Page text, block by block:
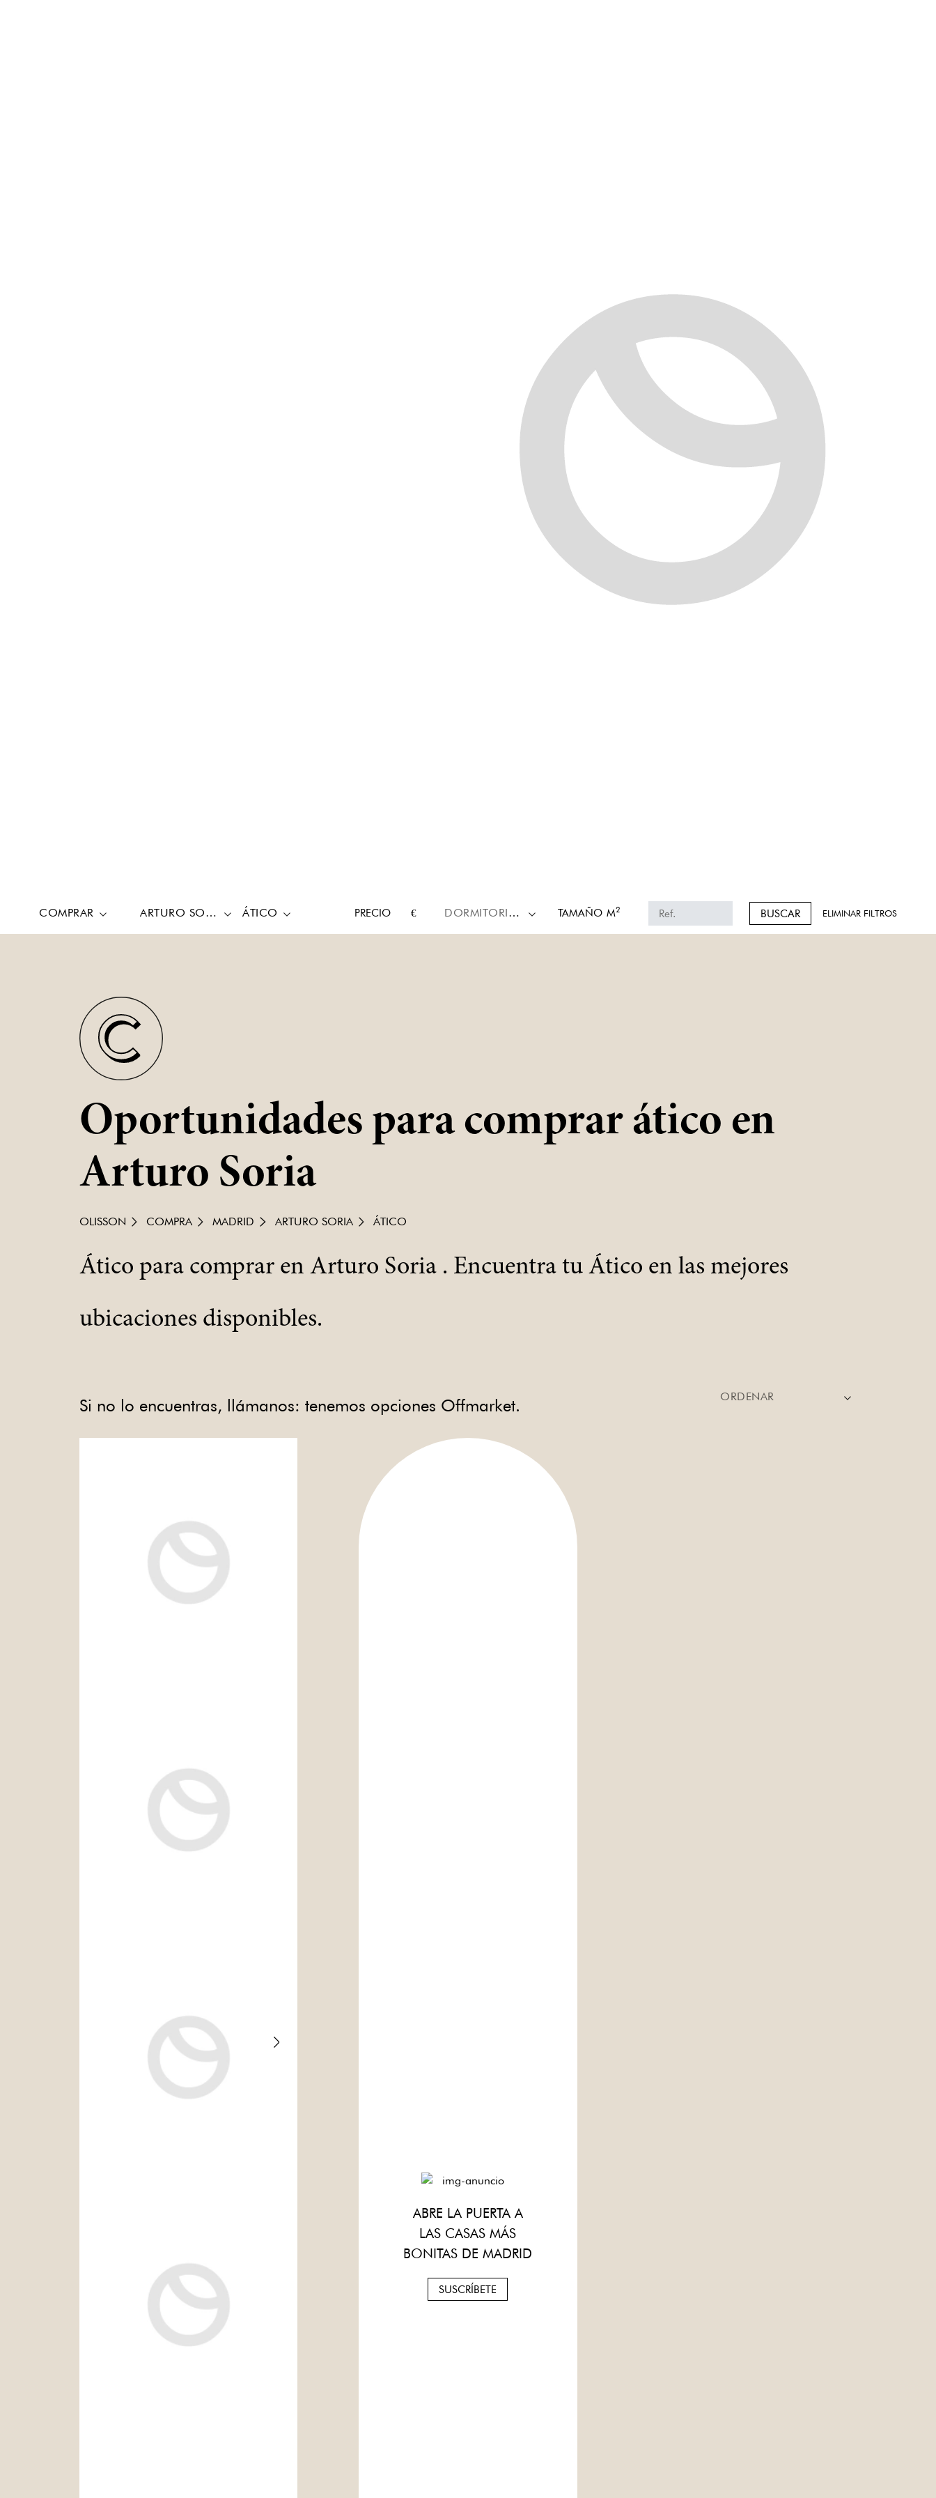
COMPRAR ARTURO SORIA ÁTICO PRECIO € DORMITORIOS TAMAÑO M2 BUSCAR ELIMINAR FILTROS
Oportunidades para comprar ático en
Arturo Soria
OLISSON COMPRA MADRID ARTURO SORIA ÁTICO
Ático para comprar en Arturo Soria . Encuentra tu Ático en las mejores
ubicaciones disponibles.
Si no lo encuentras, llámanos: tenemos opciones Offmarket. ORDENAR
ABRE LA PUERTA A
LAS CASAS MÁS
BONITAS DE MADRID
SUSCRÍBETE